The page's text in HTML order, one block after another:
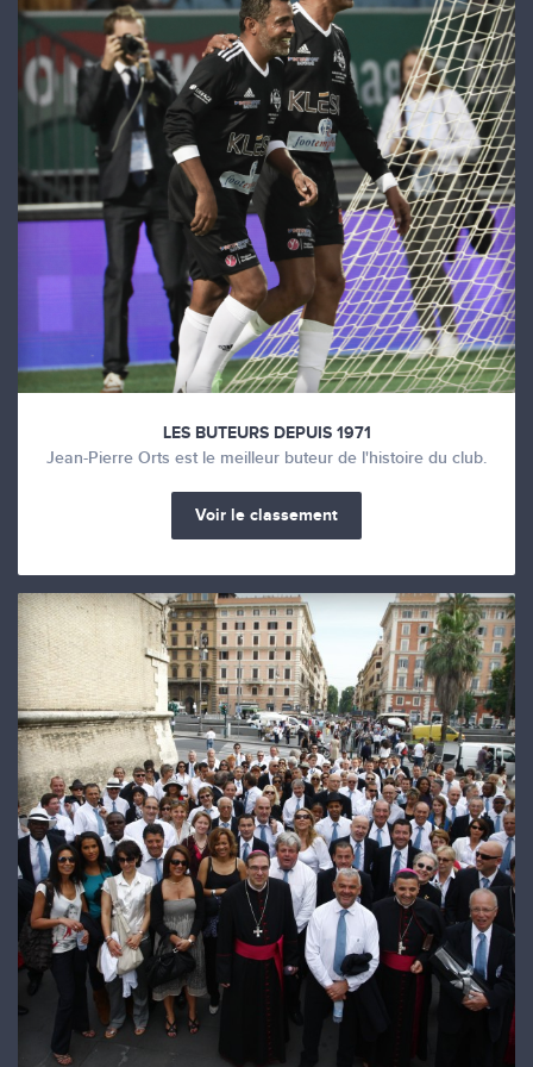
LES BUTEURS DEPUIS 1971
Jean-Pierre Orts est le meilleur buteur de l'histoire du club.
Voir le classement